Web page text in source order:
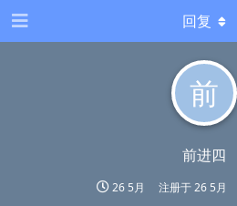
前
前进四
26 5月 注册于26 5月
回复